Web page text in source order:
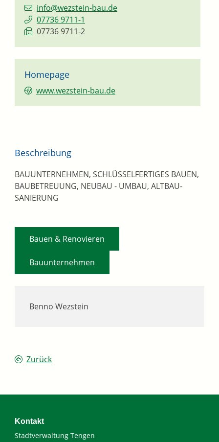
info@wezstein-bau.de
07736 9711-1
07736 9711-2
Homepage
www.wezstein-bau.de
Benno Wezstein
Beschreibung
BAUUNTERNEHMEN, SCHLÜSSELFERTIGES BAUEN,
BAUBETREUUNG, NEUBAU - UMBAU, ALTBAU-
SANIERUNG
Bauen & Renovieren
Bauunternehmen
Zurück
Kontakt
Stadtverwaltung Tengen